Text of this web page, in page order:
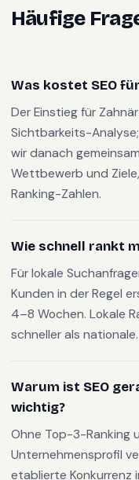
Häufige
Was kostet SEO
Der Einstieg für
Sichtbarkeits-
wir danach
Wettbewerb und
Ranking-Zahlen.
Wie schnell rankt
Für lokale
Kunden in der Regel
4–8 Wochen. Lokale
schneller als nationale.
Warum ist SEO
wichtig?
Ohne Top-3-Ranking
Unternehmensprofil
etablierte Konkurrenz